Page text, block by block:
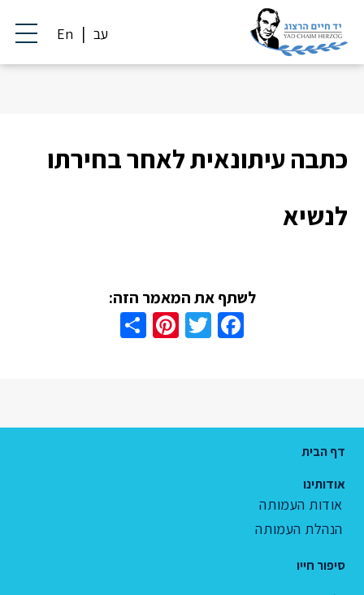
עב En
כתבה עיתונאית לאחר בחירתו
לנשיא
לשתף את המאמר הזה:
Facebook
Twitter
Pinterest
דף הבית
אודותינו
אודות העמותה
הנהלת העמותה
סיפור חייו